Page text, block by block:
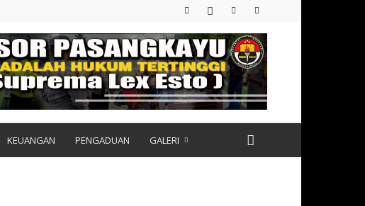
KEUANGAN PENGADUAN GALERI